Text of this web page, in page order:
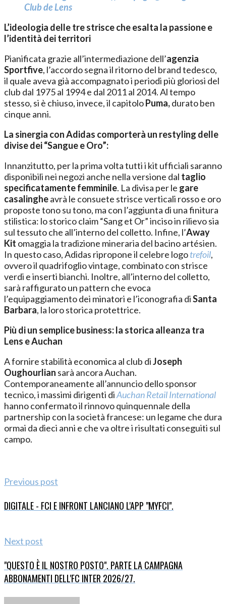
Club de Lens
L’ideologia delle tre strisce che esalta la passione e
l’identità dei territori
Pianificata grazie all’intermediazione dell’agenzia
Sportfive, l’accordo segna il ritorno del brand tedesco,
il quale aveva già accompagnato i periodi più gloriosi del
club dal 1975 al 1994 e dal 2011 al 2014. Al tempo
stesso, si è chiuso, invece, il capitoloPuma,durato ben
cinque anni.
La sinergia con Adidas comporterà un restyling delle
divise dei “Sangue e Oro”:
Innanzitutto, per la prima volta tutti i kit ufficiali saranno
disponibili nei negozi anche nella versione dal taglio
specificatamente femminile. La divisa per le gare
casalingheavrà le consuete strisce verticali rosso e oro
proposte tono su tono, ma con l’aggiunta di una finitura
stilistica: lo storico claim “Sang et Or” inciso in rilievo sia
sul tessuto che all’interno del colletto. Infine, l’Away
Kit omaggia la tradizione mineraria del bacino artésien.
In questo caso, Adidas ripropone il celebre logotrefoil,
ovvero il quadrifoglio vintage, combinato con strisce
verdi e inserti bianchi. Inoltre, all’interno del colletto,
sarà raffigurato un pattern che evoca
l’equipaggiamento dei minatori e l’iconografia diSanta
Barbara, la loro storica protettrice.
Più di un semplice business: la storica alleanza tra
Lens e Auchan
A fornire stabilità economica al club diJoseph
Oughourlian sarà ancora Auchan.
Contemporaneamente all’annuncio dello sponsor
tecnico, i massimi dirigenti diAuchan Retail International
hanno confermato il rinnovo quinquennale della
partnership con la società francese: un legame che dura
ormai da dieci anni e che va oltre i risultati conseguiti sul
campo.
Previous post
DIGITALE - FCI E INFRONT LANCIANO L'APP "MYFCI".
Next post
"QUESTO È IL NOSTRO POSTO". PARTE LA CAMPAGNA
ABBONAMENTI DELL'FC INTER 2026/27.